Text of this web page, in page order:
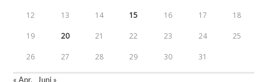
12 13 14 15 16 17 18
19 20 21 22 23 24 25
26 27 28 29 30 31